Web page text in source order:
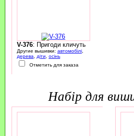
V-376: Пригоди кличуть
Другие вышивки: автомобілі,
дерева
діти
осінь
Отметить для заказа
набір для